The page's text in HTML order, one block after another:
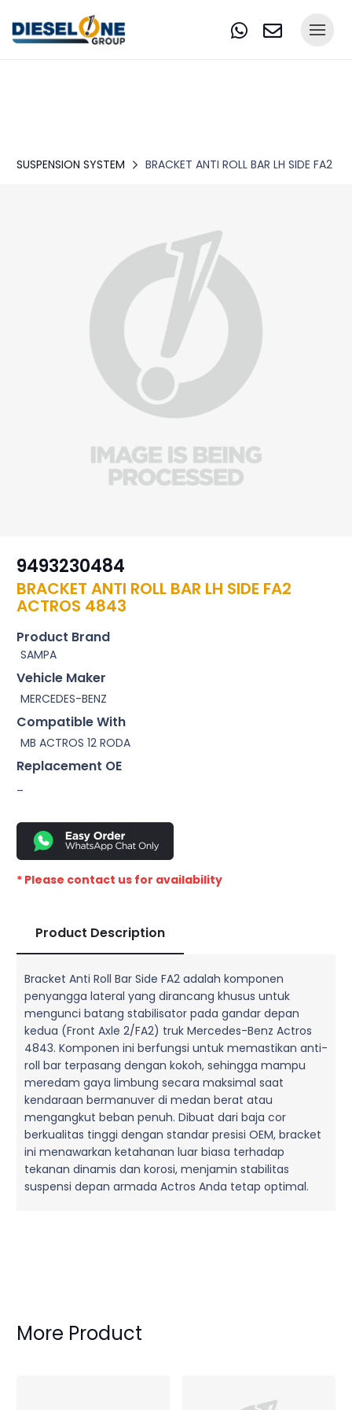
SUSPENSION SYSTEM BRACKET ANTI ROLL BAR LH SIDE FA2
9493230484
BRACKET ANTI ROLL BAR LH SIDE FA2
ACTROS 4843
Product Brand
SAMPA
Vehicle Maker
MERCEDES-BENZ
Compatible With
MB ACTROS 12 RODA
Replacement OE
–
* Please contact us for availability
Product Description
Bracket Anti Roll Bar Side FA2 adalah komponen
penyangga lateral yang dirancang khusus untuk
mengunci batang stabilisator pada gandar depan
kedua (Front Axle 2/FA2) truk Mercedes-Benz Actros
4843. Komponen ini berfungsi untuk memastikan anti-
roll bar terpasang dengan kokoh, sehingga mampu
meredam gaya limbung secara maksimal saat
kendaraan bermanuver di medan berat atau
mengangkut beban penuh. Dibuat dari baja cor
berkualitas tinggi dengan standar presisi OEM, bracket
ini menawarkan ketahanan luar biasa terhadap
tekanan dinamis dan korosi, menjamin stabilitas
suspensi depan armada Actros Anda tetap optimal.
More Product